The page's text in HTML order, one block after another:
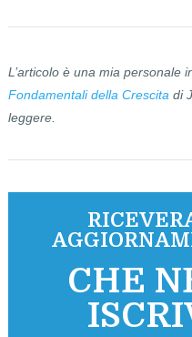
L’articolo è una mia personale
Fondamentali della Crescitadi
leggere.
CHE